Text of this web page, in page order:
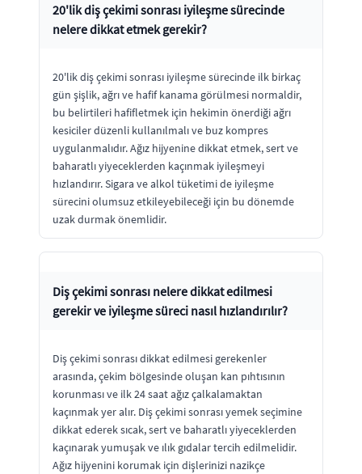
20'lik diş çekimi sonrası iyileşme sürecinde
nelere dikkat etmek gerekir?
20'lik diş çekimi sonrası iyileşme sürecinde ilk birkaç
gün şişlik, ağrı ve hafif kanama görülmesi normaldir,
bu belirtileri hafifletmek için hekimin önerdiği ağrı
kesiciler düzenli kullanılmalı ve buz kompres
uygulanmalıdır. Ağız hijyenine dikkat etmek, sert ve
baharatlı yiyeceklerden kaçınmak iyileşmeyi
hızlandırır. Sigara ve alkol tüketimi de iyileşme
sürecini olumsuz etkileyebileceği için bu dönemde
uzak durmak önemlidir.
Diş çekimi sonrası nelere dikkat edilmesi
gerekir ve iyileşme süreci nasıl hızlandırılır?
Diş çekimi sonrası dikkat edilmesi gerekenler
arasında, çekim bölgesinde oluşan kan pıhtısının
korunması ve ilk 24 saat ağız çalkalamaktan
kaçınmak yer alır. Diş çekimi sonrası yemek seçimine
dikkat ederek sıcak, sert ve baharatlı yiyeceklerden
kaçınarak yumuşak ve ılık gıdalar tercih edilmelidir.
Ağız hijyenini korumak için dişlerinizi nazikçe